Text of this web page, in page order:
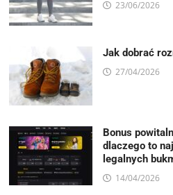
23/06/2026
Jak dobrać
27/04/2026
Bonus
dlaczego to
legalnych
14/04/2026